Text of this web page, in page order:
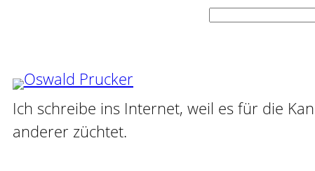
Ich schreibe ins Internet, weil es für die
anderer züchtet.